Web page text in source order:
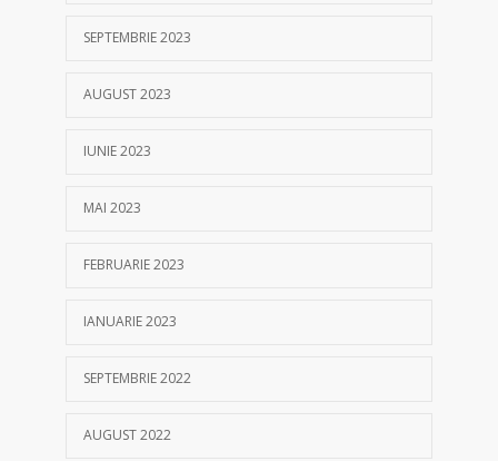
SEPTEMBRIE 2023
AUGUST 2023
IUNIE 2023
MAI 2023
FEBRUARIE 2023
IANUARIE 2023
SEPTEMBRIE 2022
AUGUST 2022